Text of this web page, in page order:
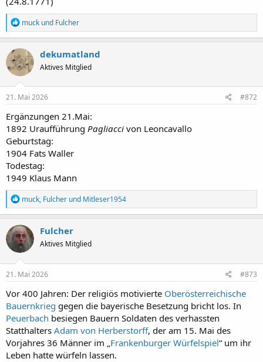
R
e
a
k
t
i
o
n
e
:
muck und Fulcher
dekumatland
Aktives Mitglied
21. Mai 2026 #872
Ergänzungen 21.Mai:
1892 Uraufführung Pagliacci von Leoncavallo
Geburtstag:
1904 Fats Waller
Todestag:
1949 Klaus Mann
R
e
a
k
t
i
o
n
e
:
muck, Fulcher und Mitleser1954
Fulcher
Aktives Mitglied
21. Mai 2026 #873
Vor 400 Jahren: Der religiös motivierte Oberösterreichische
Bauernkrieg gegen die bayerische Besetzung bricht los. In
Peuerbach besiegen Bauern Soldaten des verhassten
Statthalters Adam von Herberstorff, der am 15. Mai des
Vorjahres 36 Männer im „ Frankenburger Würfelspiel“ um ihr
Leben hatte würfeln lassen.